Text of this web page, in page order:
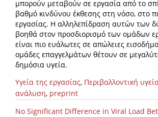
μπορούν μεταβούν σε εργασία από το
βαθμό κινδύνου έκθεσης στη νόσο, στο
εργασίας. Η αλληλεπίδραση αυτών των
βοηθά στον προσδιορισμό των ομάδων
είναι πιο ευάλωτες σε απώλειες
ομάδες επαγγελμάτων θέτουν σε
δημόσια υγεία.
Υγεία της εργασίας, Περιβαλλοντική
ανάλυση, preprint
No Significant Difference in Viral Load